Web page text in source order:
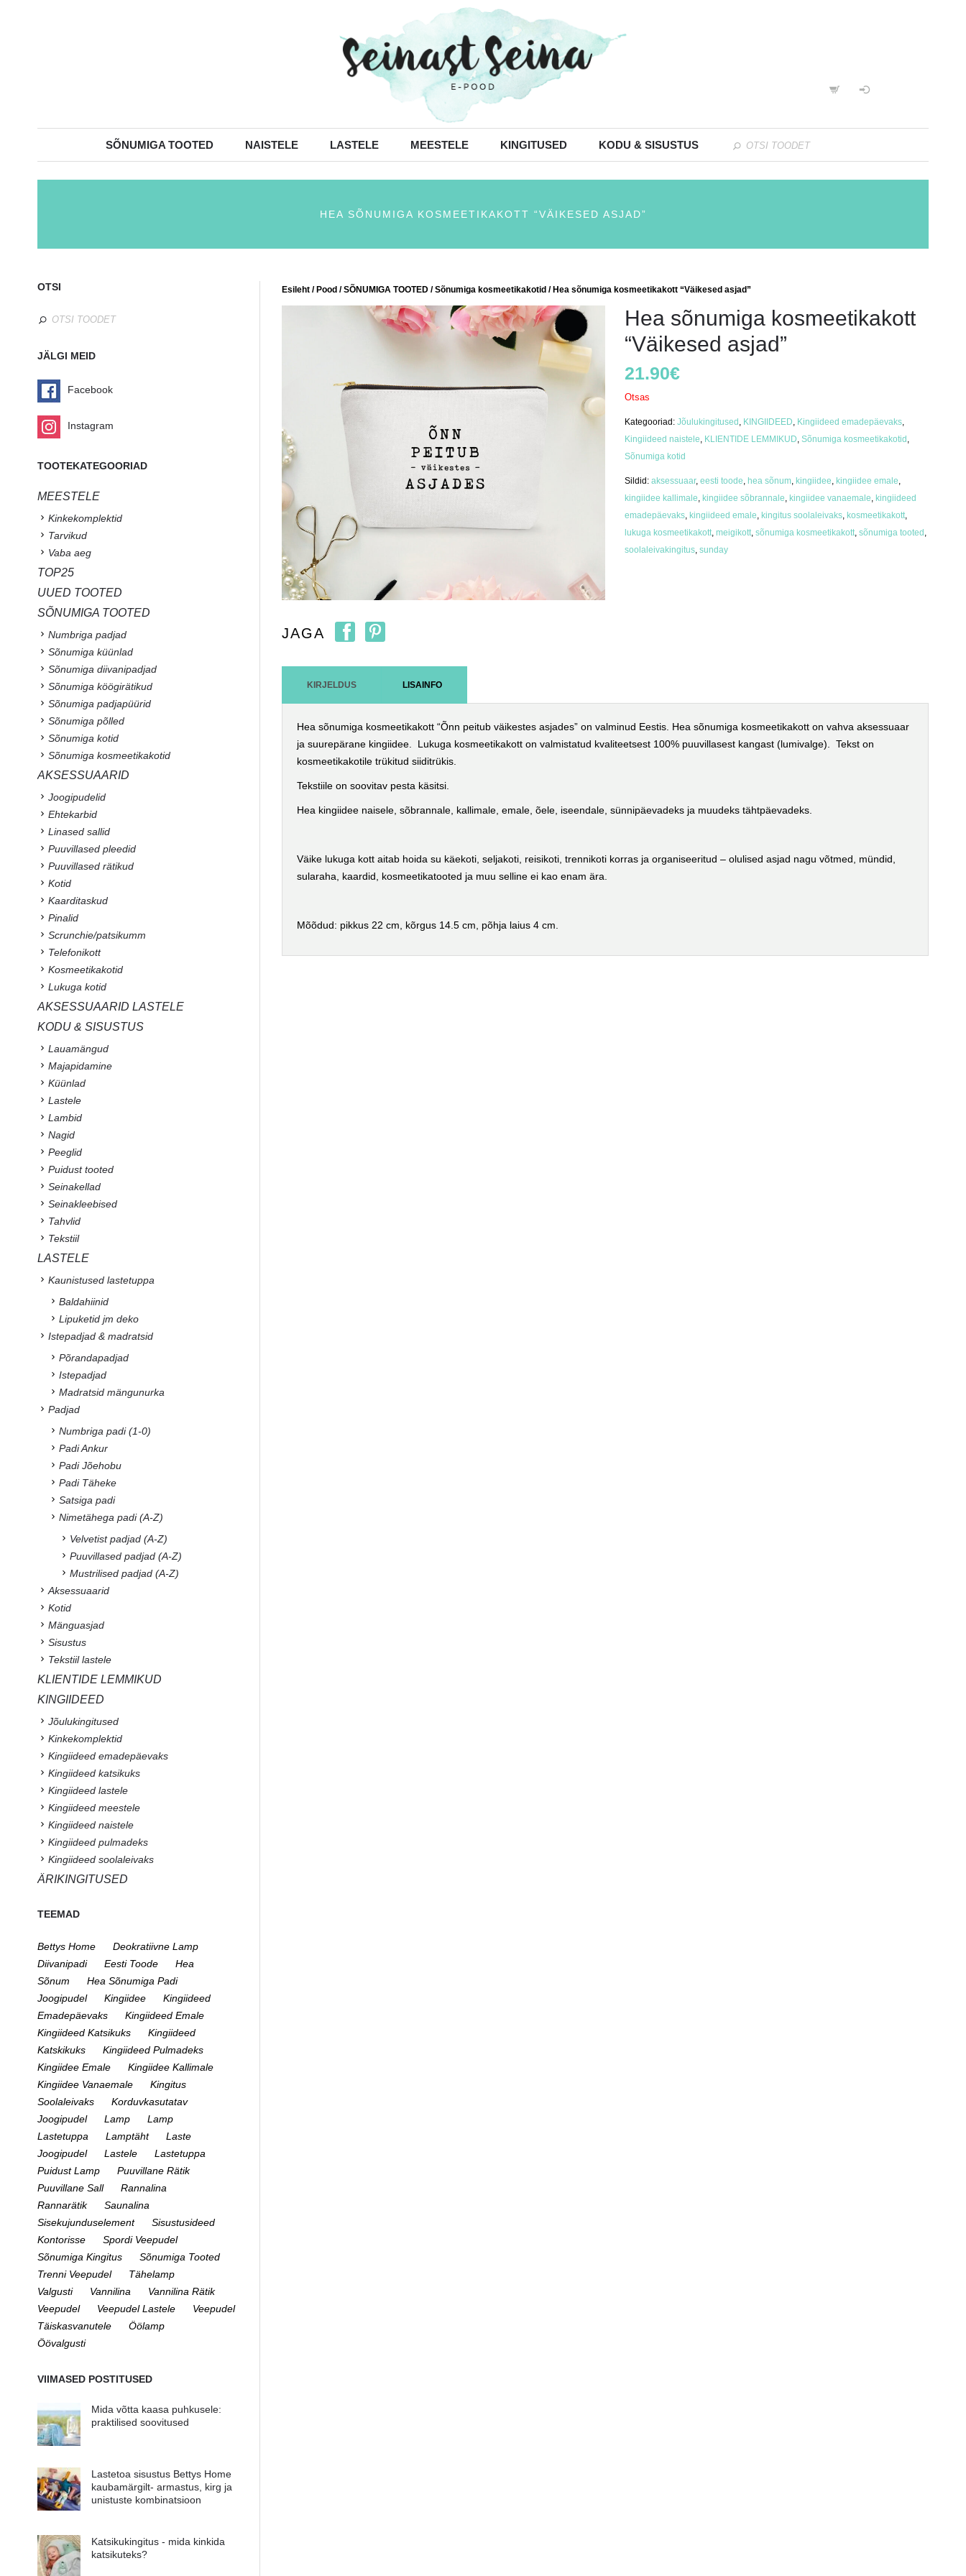
SÕNUMIGA TOOTED NAISTELE LASTELE MEESTELE KINGITUSED KODU & SISUSTUS
HEA SÕNUMIGA KOSMEETIKAKOTT “VÄIKESED ASJAD”
Esileht /Pood /SÕNUMIGA TOOTED /Sõnumiga kosmeetikakotid / Hea sõnumiga kosmeetikakott “Väikesed asjad”
Hea sõnumiga kosmeetikakott
“Väikesed asjad”
21.90€
Otsas
Kategooriad:Jõulukingitused KINGIIDEED Kingiideed emadepäevaks
Kingiideed naistele KLIENTIDE LEMMIKUD ,Sõnumiga kosmeetikakotid
Sõnumiga kotid
Sildid:aksessuaar,eesti toode ,hea sõnum ,kingiidee ,kingiidee emale
kingiidee kallimale ,kingiidee sõbrannale ,kingiidee vanaemale ,kingiideed
emadepäevaks ,kingiideed emale ,kingitus soolaleivaks ,kosmeetikakott
lukuga kosmeetikakott ,meigikott ,sõnumiga kosmeetikakott ,sõnumiga tooted
soolaleivakingitus ,sunday
JAGA
KIRJELDUS LISAINFO
Hea sõnumiga kosmeetikakott “Õnn peitub väikestes asjades” on valminud Eestis. Hea sõnumiga kosmeetikakott on vahva aksessuaar
ja suurepärane kingiidee. Lukuga kosmeetikakott on valmistatud kvaliteetsest 100% puuvillasest kangast (lumivalge). Tekst on
kosmeetikakotile trükitud siiditrükis.
Tekstiile on soovitav pesta käsitsi.
Hea kingiidee naisele, sõbrannale, kallimale, emale, õele, iseendale, sünnipäevadeks ja muudeks tähtpäevadeks.
Väike lukuga kott aitab hoida su käekoti, seljakoti, reisikoti, trennikoti korras ja organiseeritud – olulised asjad nagu võtmed, mündid,
sularaha, kaardid, kosmeetikatooted ja muu selline ei kao enam ära.
Mõõdud: pikkus 22 cm, kõrgus 14.5 cm, põhja laius 4 cm.
OTSI
JÄLGI MEID
Facebook
Instagram
TOOTEKATEGOORIAD
MEESTELE
Kinkekomplektid
Tarvikud
Vaba aeg
TOP25
UUED TOOTED
SÕNUMIGA TOOTED
Numbriga padjad
Sõnumiga küünlad
Sõnumiga diivanipadjad
Sõnumiga köögirätikud
Sõnumiga padjapüürid
Sõnumiga põlled
Sõnumiga kotid
Sõnumiga kosmeetikakotid
AKSESSUAARID
Joogipudelid
Ehtekarbid
Linased sallid
Puuvillased pleedid
Puuvillased rätikud
Kotid
Kaarditaskud
Pinalid
Scrunchie/patsikumm
Telefonikott
Kosmeetikakotid
Lukuga kotid
AKSESSUAARID LASTELE
KODU & SISUSTUS
Lauamängud
Majapidamine
Küünlad
Lastele
Lambid
Nagid
Peeglid
Puidust tooted
Seinakellad
Seinakleebised
Tahvlid
Tekstiil
LASTELE
Kaunistused lastetuppa
Baldahiinid
Lipuketid jm deko
Istepadjad & madratsid
Põrandapadjad
Istepadjad
Madratsid mängunurka
Padjad
Numbriga padi (1-0)
Padi Ankur
Padi Jõehobu
Padi Täheke
Satsiga padi
Nimetähega padi (A-Z)
Velvetist padjad (A-Z)
Puuvillased padjad (A-Z)
Mustrilised padjad (A-Z)
Aksessuaarid
Kotid
Mänguasjad
Sisustus
Tekstiil lastele
KLIENTIDE LEMMIKUD
KINGIIDEED
Jõulukingitused
Kinkekomplektid
Kingiideed emadepäevaks
Kingiideed katsikuks
Kingiideed lastele
Kingiideed meestele
Kingiideed naistele
Kingiideed pulmadeks
Kingiideed soolaleivaks
ÄRIKINGITUSED
TEEMAD
Bettys Home
Deokratiivne Lamp
Diivanipadi
Eesti Toode
Hea
Sõnum
Hea Sõnumiga Padi
Joogipudel
Kingiidee
Kingiideed
Emadepäevaks
Kingiideed Emale
Kingiideed Katsikuks
Kingiideed
Katskikuks
Kingiideed Pulmadeks
Kingiidee Emale
Kingiidee Kallimale
Kingiidee Vanaemale
Kingitus
Soolaleivaks
Korduvkasutatav
Joogipudel
Lamp
Lamp
Lastetuppa
Lamptäht
Laste
Joogipudel
Lastele
Lastetuppa
Puidust Lamp
Puuvillane Rätik
Puuvillane Sall
Rannalina
Rannarätik
Saunalina
Sisekujunduselement
Sisustusideed
Kontorisse
Spordi Veepudel
Sõnumiga Kingitus
Sõnumiga Tooted
Trenni Veepudel
Tähelamp
Valgusti
Vannilina
Vannilina Rätik
Veepudel
Veepudel Lastele
Veepudel
Täiskasvanutele
Öölamp
Öövalgusti
VIIMASED POSTITUSED
Mida võtta kaasa puhkusele:
praktilised soovitused
Lastetoa sisustus Bettys Home
kaubamärgilt- armastus, kirg ja
unistuste kombinatsioon
Katsikukingitus - mida kinkida
katsikuteks?